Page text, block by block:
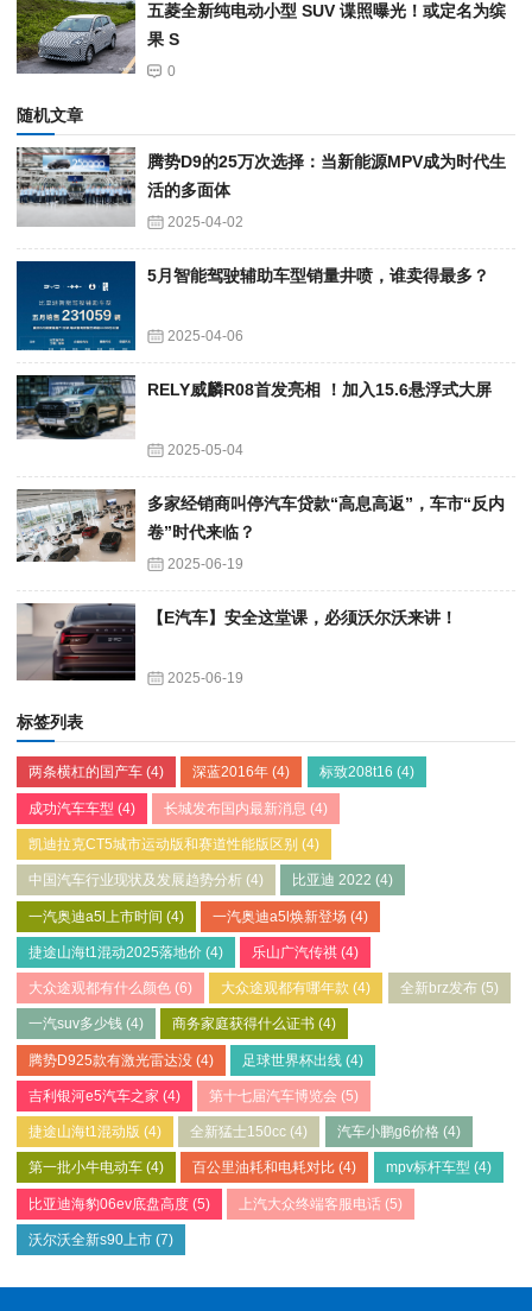
五菱全新纯电动小型 SUV 谍照曝光！或定名为缤
果 S
0
随机文章
腾势D9的25万次选择：当新能源MPV成为时代生
活的多面体
2025-04-02
5月智能驾驶辅助车型销量井喷，谁卖得最多？
2025-04-06
RELY威麟R08首发亮相 ！加入15.6悬浮式大屏
2025-05-04
多家经销商叫停汽车贷款“高息高返”，车市“反内
卷”时代来临？
2025-06-19
【E汽车】安全这堂课，必须沃尔沃来讲！
2025-06-19
标签列表
两条横杠的国产车 (4) 深蓝2016年 (4) 标致208t16 (4)
成功汽车车型 (4) 长城发布国内最新消息 (4)
凯迪拉克CT5城市运动版和赛道性能版区别 (4)
中国汽车行业现状及发展趋势分析 (4) 比亚迪 2022 (4)
一汽奥迪a5l上市时间 (4) 一汽奥迪a5l焕新登场 (4)
捷途山海t1混动2025落地价 (4) 乐山广汽传祺 (4)
大众途观都有什么颜色 (6) 大众途观都有哪年款 (4) 全新brz发布(5)
一汽suv多少钱 (4) 商务家庭获得什么证书 (4)
腾势D925款有激光雷达没 (4) 足球世界杯出线 (4)
吉利银河e5汽车之家 (4) 第十七届汽车博览会 (5)
捷途山海t1混动版 (4) 全新猛士150cc (4) 汽车小鹏g6价格 (4)
第一批小牛电动车 (4) 百公里油耗和电耗对比 (4) mpv标杆车型 (4)
比亚迪海豹06ev底盘高度 (5) 上汽大众终端客服电话 (5)
沃尔沃全新s90上市 (7)